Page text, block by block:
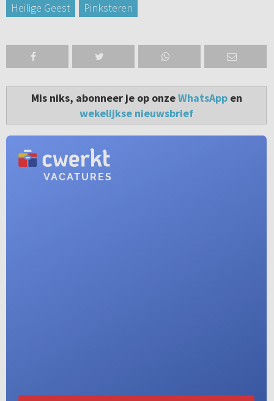
Heilige Geest
Pinksteren
Mis niks, abonneer je op onzeWhatsAppen
wekelijkse nieuwsbrief